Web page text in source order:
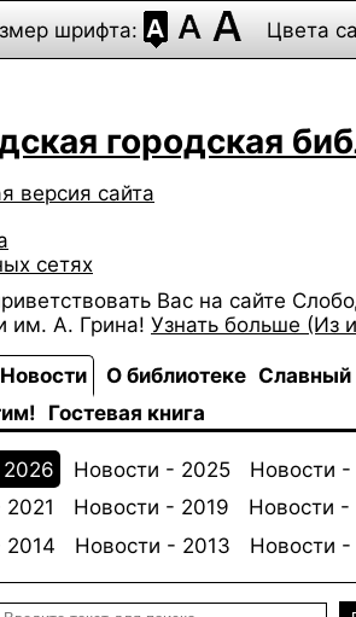
шрифта: Цвета
городская
версия сайта
сетях
Вас на сайте
им. А. Грина! Узнать больше (Из
Новости О библиотеке Славный
Гостевая книга
Новости - 2025 Новости
Новости - 2019 Новости -
2014
Новости - 2013 Новости -